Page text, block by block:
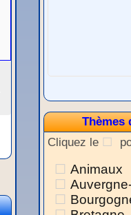
Thèmes
Cliquez le
Animaux